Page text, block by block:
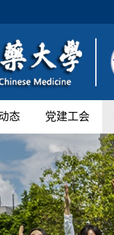
态 党建工会